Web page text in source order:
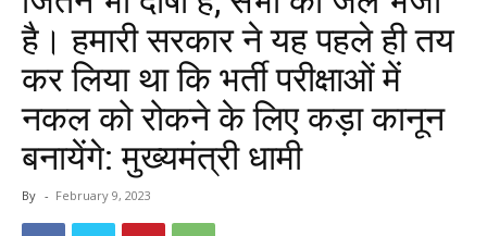
है। हमारी सरकार ने यह पहले ही तय
कर लिया था कि भर्ती परीक्षाओं में
नकल को रोकने के लिए कड़ा कानून
बनायेंगे: मुख्यमंत्री धामी
By - February 9, 2023